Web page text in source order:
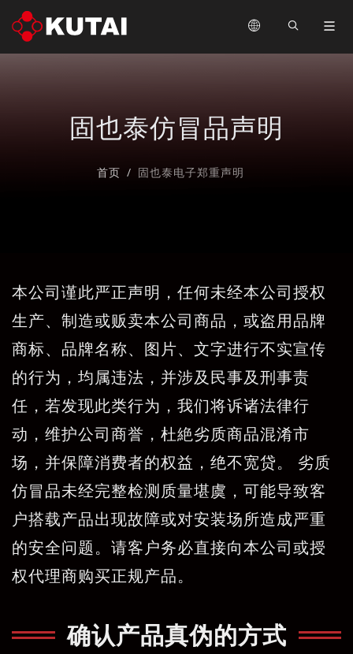
固也泰仿冒品声明
首页 固也泰电子郑重声明
本公司谨此严正声明，任何未经本公司授权
生产、制造或贩卖本公司商品，或盗用品牌
商标、品牌名称、图片、文字进行不实宣传
的行为，均属违法，并涉及民事及刑事责
任，若发现此类行为，我们将诉诸法律行
动，维护公司商誉，杜絶劣质商品混淆市
场，并保障消费者的权益，绝不宽贷。 劣质
仿冒品未经完整检测质量堪虞，可能导致客
户搭载产品出现故障或对安装场所造成严重
的安全问题。请客户务必直接向本公司或授
权代理商购买正规产品。
确认产品真伪的方式